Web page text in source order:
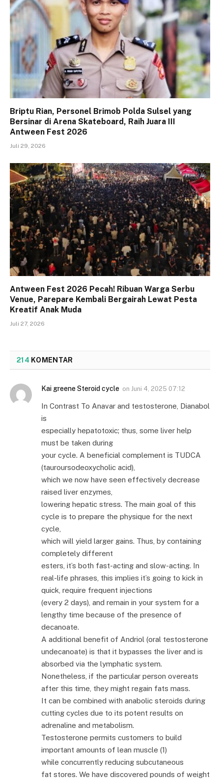
Briptu Rian, Personel Brimob Polda Sulsel yang
Bersinar di Arena Skateboard, Raih Juara III
Antween Fest 2026
Juli 29, 2026
Antween Fest 2026 Pecah! Ribuan Warga Serbu
Venue, Parepare Kembali Bergairah Lewat Pesta
Kreatif Anak Muda
Juli 27, 2026
214 KOMENTAR
Kai greene Steroid cycle on Juni 4, 2025 07:12
In Contrast To Anavar and testosterone, Dianabol
is
especially hepatotoxic; thus, some liver help
must be taken during
your cycle. A beneficial complement is TUDCA
(tauroursodeoxycholic acid),
which we now have seen effectively decrease
raised liver enzymes,
lowering hepatic stress. The main goal of this
cycle is to prepare the physique for the next
cycle,
which will yield larger gains. Thus, by containing
completely different
esters, it’s both fast-acting and slow-acting. In
real-life phrases, this implies it’s going to kick in
quick, require frequent injections
(every 2 days), and remain in your system for a
lengthy time because of the presence of
decanoate.
A additional benefit of Andriol (oral testosterone
undecanoate) is that it bypasses the liver and is
absorbed via the lymphatic system.
Nonetheless, if the particular person overeats
after this time, they might regain fats mass.
It can be combined with anabolic steroids during
cutting cycles due to its potent results on
adrenaline and metabolism.
Testosterone permits customers to build
important amounts of lean muscle (1)
while concurrently reducing subcutaneous
fat stores. We have discovered pounds of weight